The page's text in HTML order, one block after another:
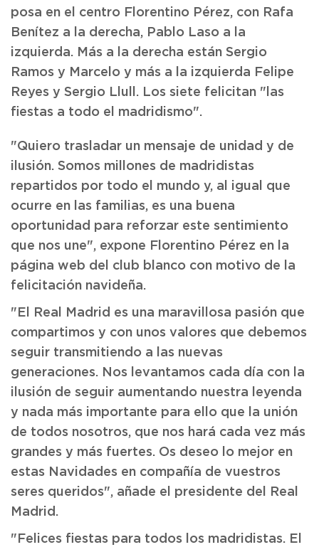
posa en el centro Florentino Pérez, con Rafa
Benítez a la derecha, Pablo Laso a la
izquierda. Más a la derecha están Sergio
Ramos y Marcelo y más a la izquierda Felipe
Reyes y Sergio Llull. Los siete felicitan "las
fiestas a todo el madridismo".
"Quiero trasladar un mensaje de unidad y de
ilusión. Somos millones de madridistas
repartidos por todo el mundo y, al igual que
ocurre en las familias, es una buena
oportunidad para reforzar este sentimiento
que nos une", expone Florentino Pérez en la
página web del club blanco con motivo de la
felicitación navideña.
"El Real Madrid es una maravillosa pasión que
compartimos y con unos valores que debemos
seguir transmitiendo a las nuevas
generaciones. Nos levantamos cada día con la
ilusión de seguir aumentando nuestra leyenda
y nada más importante para ello que la unión
de todos nosotros, que nos hará cada vez más
grandes y más fuertes. Os deseo lo mejor en
estas Navidades en compañía de vuestros
seres queridos", añade el presidente del Real
Madrid.
"Felices fiestas para todos los madridistas. El